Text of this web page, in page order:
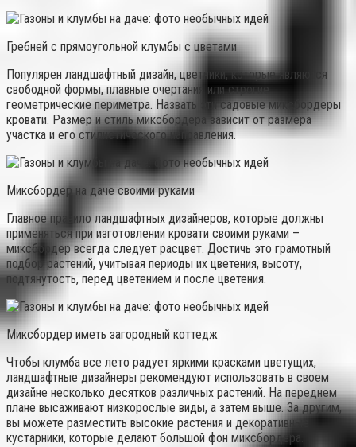
Гребней с прямоугольной клумбы с цветами
Популярен ландшафтный дизайн, цветники, которые являются
свободной формы, плавные очертания или строгие
геометрические периметра. Назвать эти садовые миксбордеры
кровати. Размер и стиль миксбордера зависит от размера
участка и его стилистического направления.
Миксбордер на даче своими руками
Главное правило ландшафтных дизайнеров, которые должны
применяться при изготовлении кровати своими руками –
миксбордер всегда следует расцвет. Достичь это грамотный
подбор растений, учитывая периоды их цветения, высоту,
подтянутость, перед цветением и после цветения.
Миксбордер иметь загородный коттедж
Чтобы клумба все лето радует яркими красками цветущих,
ландшафтные дизайнеры рекомендуют использовать в своем
дизайне несколько десятков различных растений. На переднем
плане высаживают низкорослые виды, а затем выше. За другим,
вы можете разместить высокие растения и декоративные
кустарники, которые делают большой фон миксбордера.